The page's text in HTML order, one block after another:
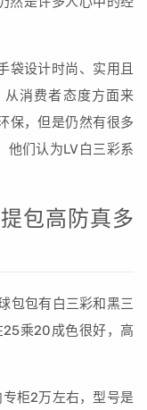
袋设计时尚、实用且
消费者态度方面来
保，但是仍然有很多
他们认为LV白三彩系
包高防真多
包包有白三彩和黑三
乘20成色很好，高
柜2万左右，型号是